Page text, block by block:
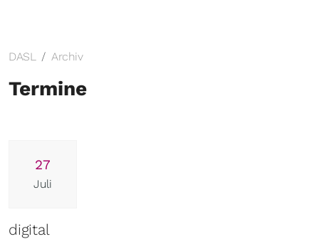
DASL Archiv
Termine
27
Juli
digital